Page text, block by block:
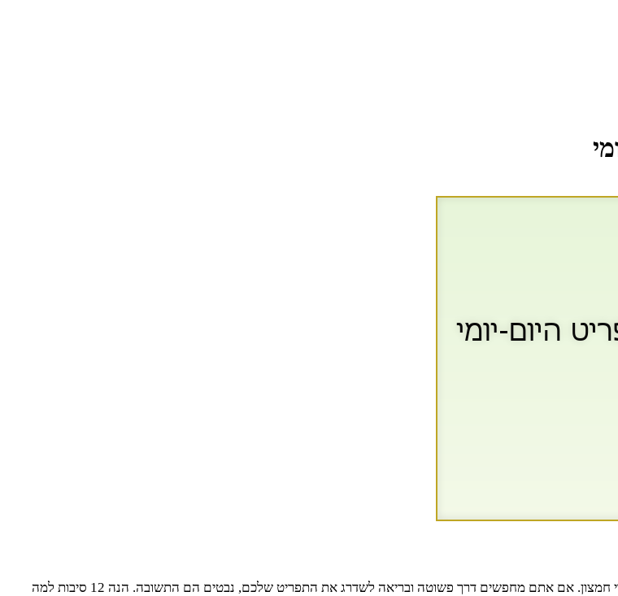
נבטים הם לא רק קישוט יפה לסלטים ולכריכים, אלא גם מקור עשיר לויטמינים, מינרלים ונוגדי חמצון. אם אתם מחפשים דרך פשוטה ובריאה לשדרג את התפריט שלכם, נבטים הם התשובה. הנה 12 סיבות למה